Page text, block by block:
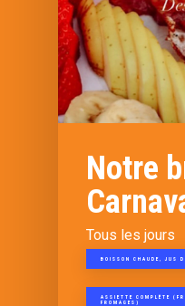
Notre
Tous les jours
BOISSON CHAUDE, JUS
ASSIETTE COMPLÈTE
FROMAGES)